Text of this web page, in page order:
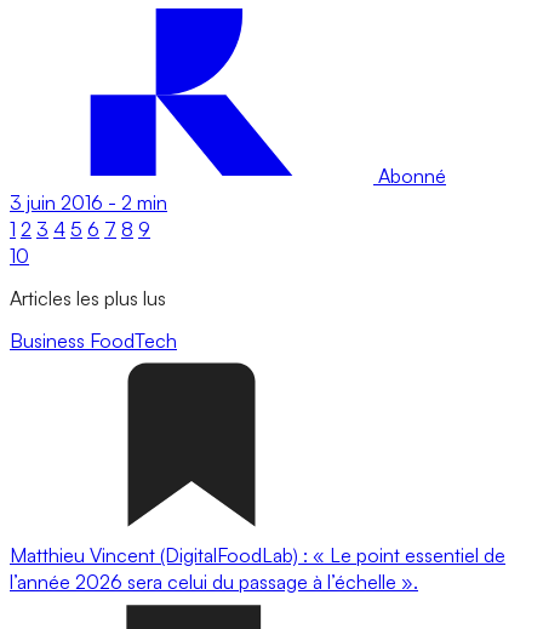
Abonné
3 juin 2016 - 2 min
1 2 3 4 5 6 7 8 9
10
Articles les plus lus
Business FoodTech
Matthieu Vincent (DigitalFoodLab) : « Le point essentiel de
l’année 2026 sera celui du passage à l’échelle ».